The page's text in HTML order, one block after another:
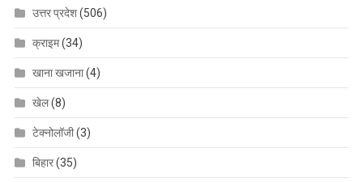
उत्तर प्रदेश(506)
क्राइम(34)
खाना खजाना(4)
खेल(8)
टेक्नोलॉजी(3)
बिहार(35)